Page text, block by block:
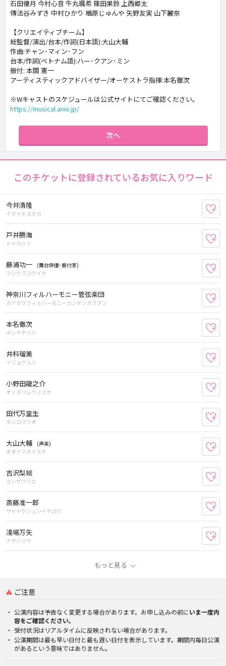
石田優月 今村心音 牛丸颯希 篠田果鈴 上西郷太
傳法谷みずき 中村ひかり 楢原じゅんや 矢野友実 山下麗奈
【クリエイティブチーム】
総監督/演出/台本/作詞(日本語):大山大輔
作曲:チャン･マィン･フン
台本/作詞(ベトナム語):ハー･クアン･ミン
振付: 本間 憲一
アーティスティックアドバイザー/オーケストラ指揮:本名徹次
※Wキャストのスケジュールは公式サイトにてご確認ください。
https://musical.anio.jp/
次へ
このチケットに登録されているお気に入りワード
今井清隆
イマイキヨタカ
戸井勝海
トイカツミ
藤浦功一
(舞台俳優･振付家)
フジウラコウイチ
神奈川フィルハーモニー管弦楽団
カナガワフィルハーモニーカンゲンガクダン
本名徹次
ホンナテツジ
井料瑠美
イリョウルミ
小野田龍之介
オノダリュウノスケ
田代万里生
タシロマリオ
大山大輔
(声楽)
オオヤマダイスケ
吉沢梨絵
ヨシザワリエ
斎藤准一郎
サイトウシュンイチロウ
淺場万矢
アサバマヤ
もっと見る
ご注意
公演内容は予告なく変更する場合があります。お申し込みの前にいま一度内
容をご確認ください。
受付状況はリアルタイムに反映されない場合があります。
公演期間は最も早い日付と最も遅い日付を表示しています。期間内毎日公演
があるという意味ではありません。